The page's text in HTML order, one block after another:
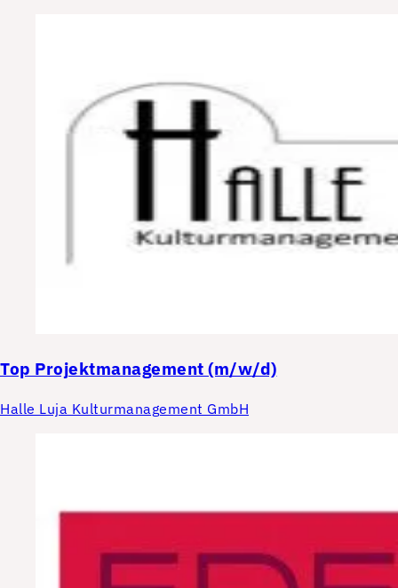
Top Projektmanagement (m/w/d)
Halle Luja Kulturmanagement GmbH